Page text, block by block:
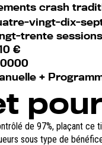
crash
vingt-dix-
trente
€
+
de 97%, plaçant
sous type de